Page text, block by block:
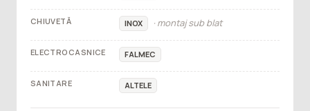
CHIUVETĂ INOX · montaj sub blat
ELECTROCASNICE FALMEC
SANITARE ALTELE